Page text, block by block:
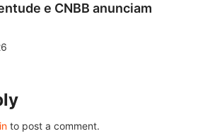
e CNBB anunciam
to post a comment.